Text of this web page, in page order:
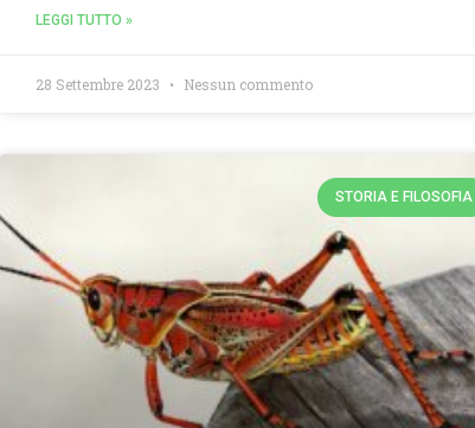
LEGGI TUTTO »
28 Settembre 2023 Nessun commento
STORIA E FILOSOFIA